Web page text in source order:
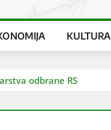
KULTURA
odbrane RS